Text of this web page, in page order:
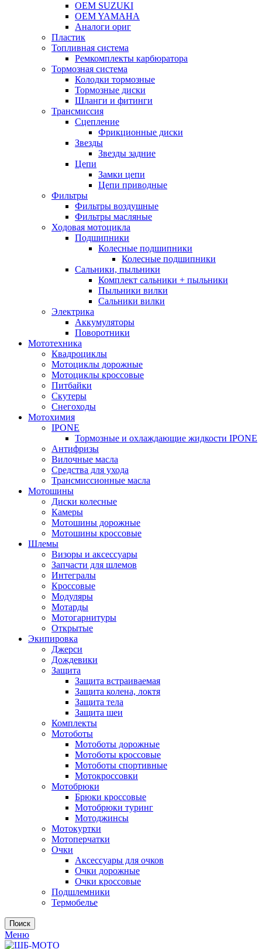
OEM SUZUKI
OEM YAMAHA
Аналоги ориг
Пластик
Топливная система
Ремкомплекты карбюратора
Тормозная система
Колодки тормозные
Тормозные диски
Шланги и фитинги
Трансмиссия
Cцепление
Фрикционные диски
Звезды
Звезды задние
Цепи
Замки цепи
Цепи приводные
Фильтры
Фильтры воздушные
Фильтры масляные
Ходовая мотоцикла
Подшипники
Колесные подшипники
Колесные подшипники
Сальники, пыльники
Комплект сальники + пыльники
Пыльники вилки
Сальники вилки
Электрика
Аккумуляторы
Поворотники
Мототехника
Квадроциклы
Мотоциклы дорожные
Мотоциклы кроссовые
Питбайки
Скутеры
Снегоходы
Мотохимия
IPONE
Тормозные и охлаждающие жидкости IPONE
Антифризы
Вилочные масла
Средства для ухода
Трансмиссионные масла
Мотошины
Диски колесные
Камеры
Мотошины дорожные
Мотошины кроссовые
Шлемы
Визоры и аксессуары
Запчасти для шлемов
Интегралы
Кроссовые
Модуляры
Мотарды
Мотогарнитуры
Открытые
Экипировка
Джерси
Дождевики
Защита
Защита встраиваемая
Защита колена, локтя
Защита тела
Защита шеи
Комплекты
Мотоботы
Мотоботы дорожные
Мотоботы кроссовые
Мотоботы спортивные
Мотокроссовки
Мотобрюки
Брюки кроссовые
Мотобрюки туринг
Мотоджинсы
Мотокуртки
Мотоперчатки
Очки
Аксессуары для очков
Очки дорожные
Очки кроссовые
Подшлемники
Термобелье
Поиск
Меню